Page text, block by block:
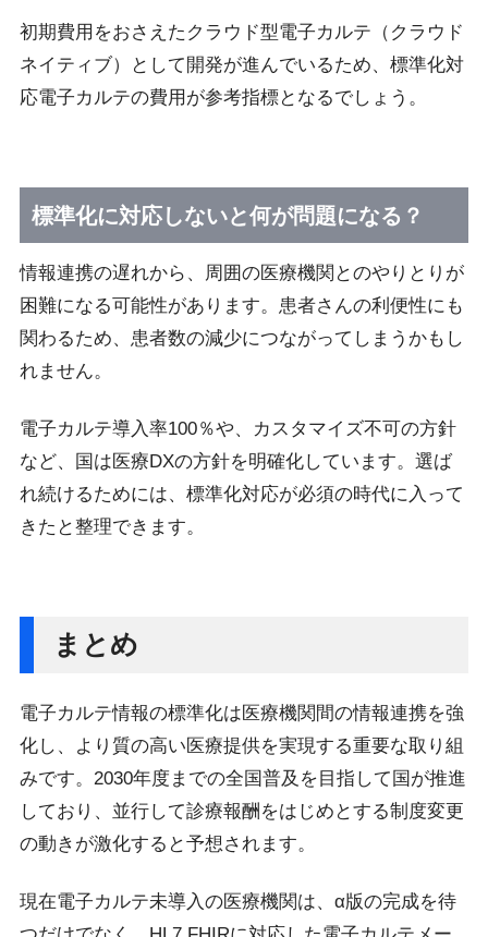
初期費用をおさえたクラウド型電子カルテ（クラウド
ネイティブ）として開発が進んでいるため、標準化対
応電子カルテの費用が参考指標となるでしょう。
標準化に対応しないと何が問題になる？
情報連携の遅れから、周囲の医療機関とのやりとりが
困難になる可能性があります。患者さんの利便性にも
関わるため、患者数の減少につながってしまうかもし
れません。
電子カルテ導入率100％や、カスタマイズ不可の方針
など、国は医療DXの方針を明確化しています。選ば
れ続けるためには、標準化対応が必須の時代に入って
きたと整理できます。
まとめ
電子カルテ情報の標準化は医療機関間の情報連携を強
化し、より質の高い医療提供を実現する重要な取り組
みです。2030年度までの全国普及を目指して国が推進
しており、並行して診療報酬をはじめとする制度変更
の動きが激化すると予想されます。
現在電子カルテ未導入の医療機関は、α版の完成を待